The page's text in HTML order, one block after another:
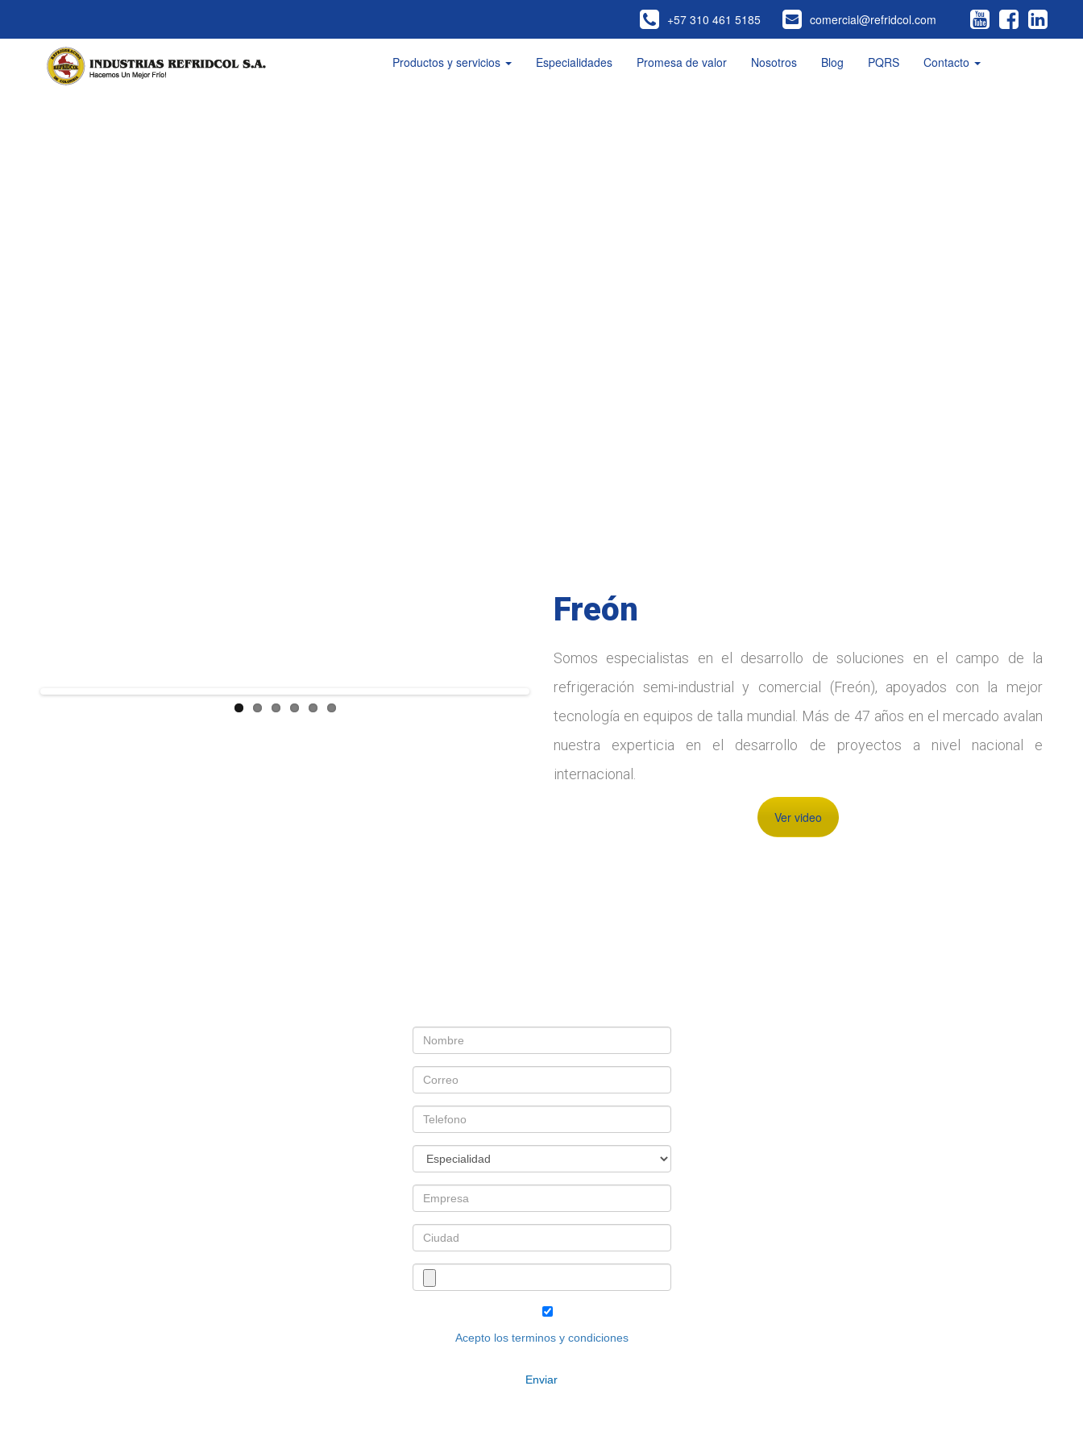
+57 310 461 5185 comercial@refridcol.com
Productos y servicios Especialidades Promesa de valor Nosotros Blog PQRS Contacto
Freón
Somos especialistas en el desarrollo de soluciones en el campo de la
refrigeración semi-industrial y comercial (Freón), apoyados con la mejor
tecnología en equipos de talla mundial. Más de 47 años en el mercado avalan
nuestra experticia en el desarrollo de proyectos a nivel nacional e
internacional.
Ver video
Acepto los terminos y condiciones